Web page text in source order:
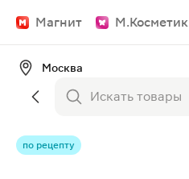
Магнит М.Косметик
Москва
по рецепту